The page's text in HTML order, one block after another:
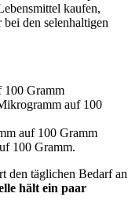
kaufen,
den selenhaltigen
100 Gramm
auf 100
auf 100 Gramm
100 Gramm.
den täglichen Bedarf an
hält ein paar